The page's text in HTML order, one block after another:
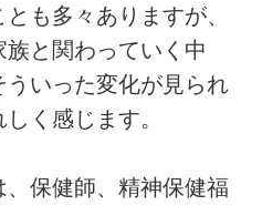
も多々ありますが、
と関わっていく中
いった変化が見られ
く感じます。
保健師、精神保健福